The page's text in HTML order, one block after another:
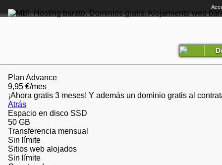
Plan Advance
9,95 €/mes
¡Ahora gratis 3 meses! Y además un dominio gratis al
Atrás
Espacio en disco SSD
50 GB
Transferencia mensual
Sin límite
Sitios web alojados
Sin límite